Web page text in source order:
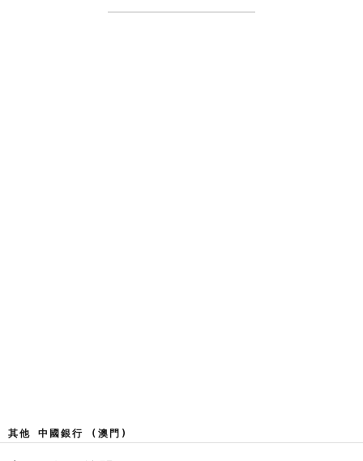
其他 中國銀行 (澳門)